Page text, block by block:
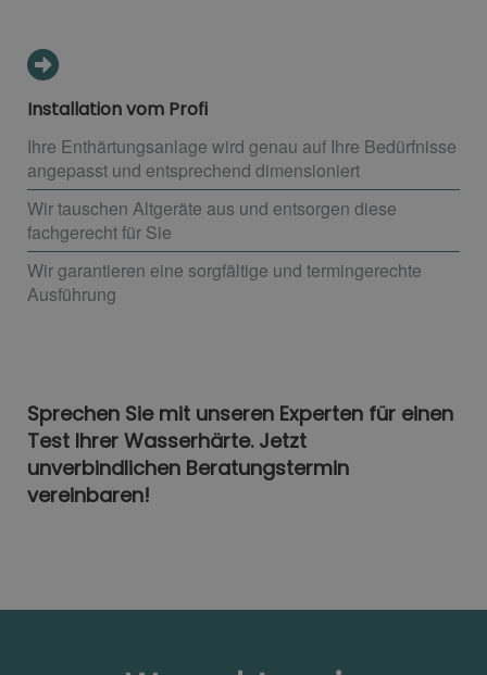
Installation vom Profi
Ihre Enthärtungsanlage wird genau auf Ihre Bedürfnisse
angepasst und entsprechend dimensioniert
Wir tauschen Altgeräte aus und entsorgen diese
fachgerecht für Sie
Wir garantieren eine sorgfältige und termingerechte
Ausführung
Sprechen Sie mit unseren Experten für einen
Test Ihrer Wasserhärte. Jetzt
unverbindlichen Beratungstermin
vereinbaren!